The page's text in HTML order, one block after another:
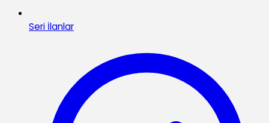
Seri İlanlar